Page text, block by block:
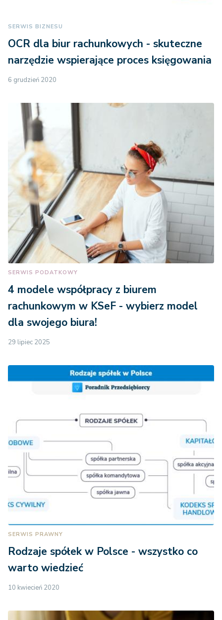
SERWIS BIZNESU
OCR dla biur rachunkowych - skuteczne
narzędzie wspierające proces księgowania
6 grudzień 2020
SERWIS PODATKOWY
4 modele współpracy z biurem
rachunkowym w KSeF - wybierz model
dla swojego biura!
29 lipiec 2025
SERWIS PRAWNY
Rodzaje spółek w Polsce - wszystko co
warto wiedzieć
10 kwiecień 2020